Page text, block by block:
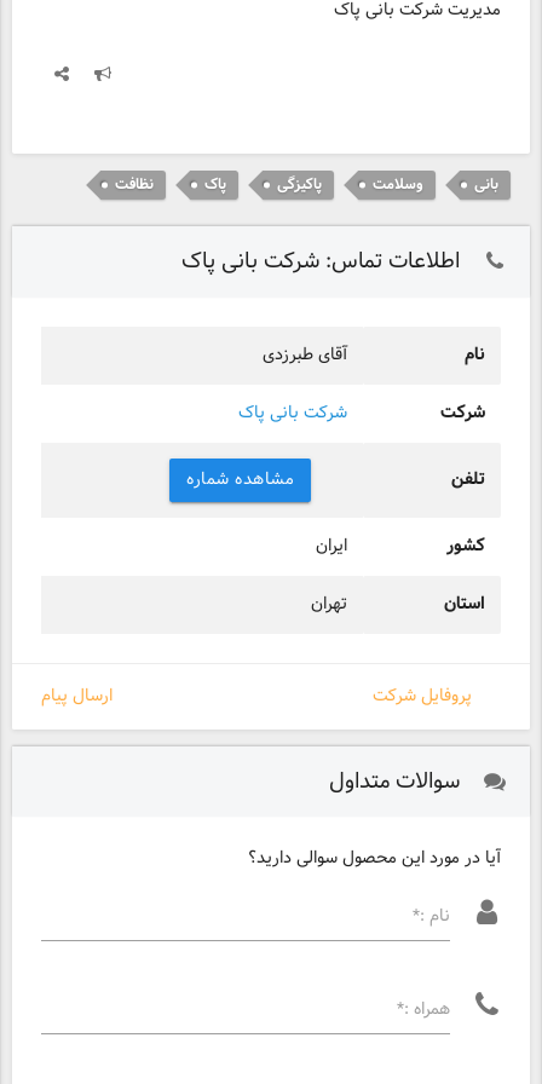
مدیریت شرکت بانی پاک
بانی وسلامت پاکیزگی پاک نظافت
اطلاعات تماس: شرکت بانی پاک
نام آقای طبرزدی
شرکت شرکت بانی پاک
تلفن مشاهده شماره
کشور ایران
استان تهران
ارسال پیام پروفایل شرکت
سوالات متداول
آیا در مورد این محصول سوالی دارید؟
نام :*
همراه :*